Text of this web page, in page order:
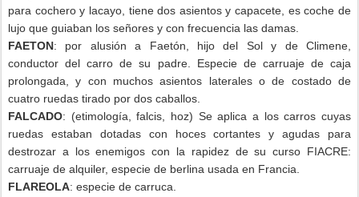
para cochero y lacayo, tiene dos asientos y capacete, es coche de
lujo que guiaban los señores y con frecuencia las damas.
FAETON: por alusión a Faetón, hijo del Sol y de Climene,
conductor del carro de su padre. Especie de carruaje de caja
prolongada, y con muchos asientos laterales o de costado de
cuatro ruedas tirado por dos caballos.
FALCADO: (etimología, falcis, hoz) Se aplica a los carros cuyas
ruedas estaban dotadas con hoces cortantes y agudas para
destrozar a los enemigos con la rapidez de su curso FIACRE:
carruaje de alquiler, especie de berlina usada en Francia.
FLAREOLA: especie de carruca.